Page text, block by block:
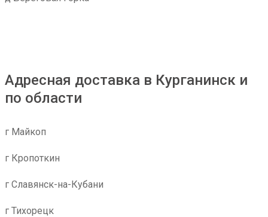
Адресная доставка в Курганинск и
по области
г Майкоп
г Кропоткин
г Славянск-на-Кубани
г Тихорецк